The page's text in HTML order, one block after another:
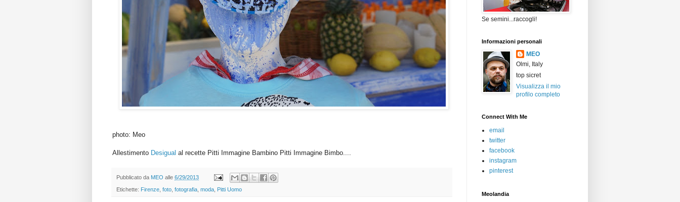
photo: Meo
Allestimento Desigual al recette Pitti Immagine Bambino Pitti Immagine Bimbo....
Pubblicato da MEO alle 6/29/2013
Etichette: Firenze foto fotografia moda Pitti Uomo
Se semini...raccogli!
Informazioni personali
MEO
Olmi, Italy
top sicret
Visualizza il mio
profilo completo
Connect With Me
email
twitter
facebook
instagram
pinterest
Meolandia